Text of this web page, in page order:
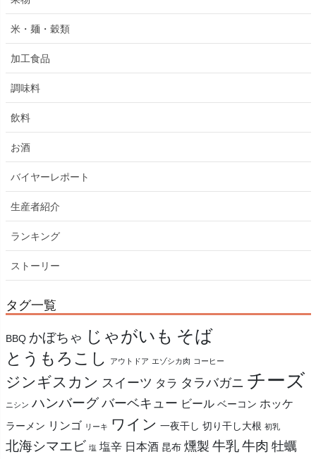
米・麺・穀類
加工食品
調味料
飲料
お酒
バイヤーレポート
生産者紹介
ランキング
ストーリー
タグ一覧
BBQ かぼちゃ じゃがいも そば
とうもろこし アウトドア エゾシカ肉 コーヒー
ジンギスカン スイーツ タラ タラバガニ チーズ
ニシン ハンバーグ バーベキュー ビール ベーコン ホッケ
ラーメン リンゴ リーキ ワイン 一夜干し 切り干し大根 初乳
北海シマエビ 塩 塩辛 日本酒 昆布 燻製 牛乳 牛肉 牡蠣